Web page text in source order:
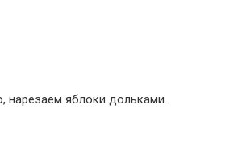
нарезаем яблоки дольками.